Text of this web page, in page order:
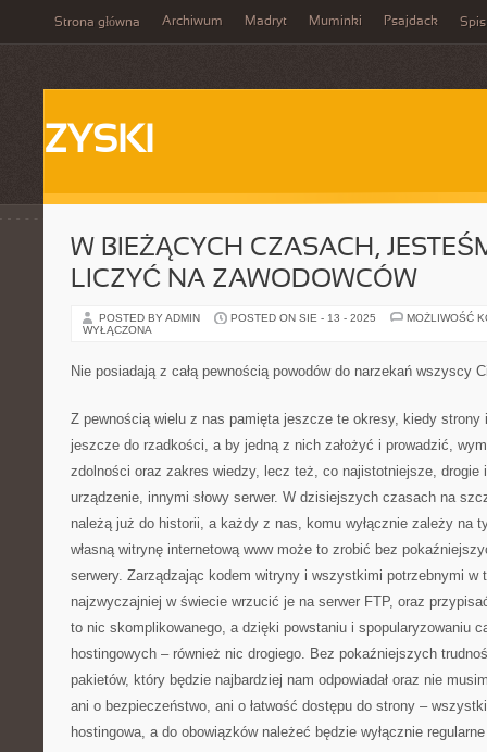
Strona główna Archiwum Madryt Muminki Psajdack Spis
ZYSKI
W BIEŻĄCYCH CZASACH,
LICZYĆ NA ZAWODOWCÓW
POSTED BY ADMIN POSTED ON SIE - 13 - 2025
MOŻLIWOŚĆ
WYŁĄCZONA
Nie posiadają z całą pewnością powodów do narzekań wszyscy
Z pewnością wielu z nas pamięta jeszcze te okresy, kiedy strony
jeszcze do rzadkości, a by jedną z nich założyć i prowadzić,
zdolności oraz zakres wiedzy, lecz też, co najistotniejsze, drogie
urządzenie, innymi słowy serwer. W dzisiejszych czasach na
należą już do historii, a każdy z nas, komu wyłącznie zależy na
własną witrynę internetową www może to zrobić bez
serwery. Zarządzając kodem witryny i wszystkimi potrzebnymi w
najzwyczajniej w świecie wrzucić je na serwer FTP, oraz
to nic skomplikowanego, a dzięki powstaniu i spopularyzowaniu
hostingowych – również nic drogiego. Bez pokaźniejszych
pakietów, który będzie najbardziej nam odpowiadał oraz nie
ani o bezpieczeństwo, ani o łatwość dostępu do strony –
hostingowa, a do obowiązków należeć będzie wyłącznie